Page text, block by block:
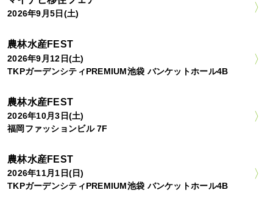
2026年9月5日(土)
農林水産FEST
2026年9月12日(土)
TKPガーデンシティPREMIUM池袋 バンケットホール4B
農林水産FEST
2026年10月3日(土)
福岡ファッションビル 7F
農林水産FEST
2026年11月1日(日)
TKPガーデンシティPREMIUM池袋 バンケットホール4B